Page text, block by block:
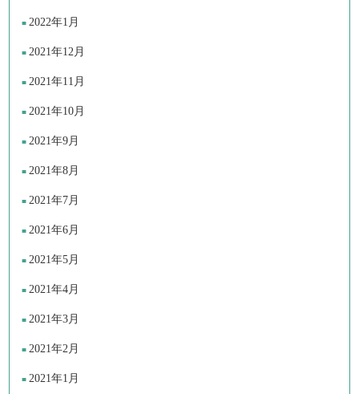
2022年1月
2021年12月
2021年11月
2021年10月
2021年9月
2021年8月
2021年7月
2021年6月
2021年5月
2021年4月
2021年3月
2021年2月
2021年1月